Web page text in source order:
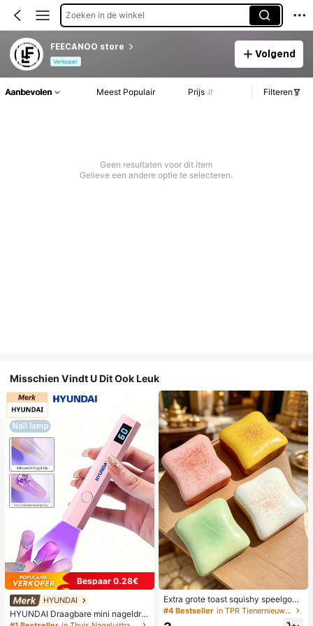
Zoeken in de winkel
FEECANOO store
Verkoper
Volgend
Aanbevolen Meest Populair Prijs Filteren
Geen resultaten voor dit item
Gelieve een andere optie te selecteren.
Misschien Vindt U Dit Ook Leuk
Bespaar 0.28€
HYUNDAI
HYUNDAI Draagbare mini nageldro
ger, oplaadbare handlamp UV/LED
Extra grote toast squishy speelgoe
d, superzachte boter toast stressve
#4 Bestseller in TPR Tienernieuwigheid en grappenspeelgoed